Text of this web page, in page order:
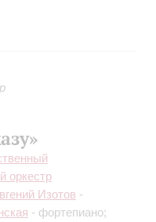
оркестр
Изотов -
- фортепиано;